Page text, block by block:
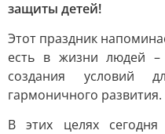
защиты детей!
Этот праздник
есть в жизни людей –
создания условий
гармоничного развития.
В этих целях сегодня